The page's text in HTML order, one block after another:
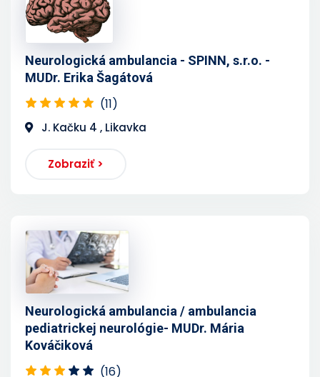
Neurologická ambulancia - SPINN, s.r.o. -
MUDr. Erika Šagátová
(11)
J. Kačku 4 , Likavka
Zobraziť >
Neurologická ambulancia / ambulancia
pediatrickej neurológie- MUDr. Mária
Kováčiková
(16)